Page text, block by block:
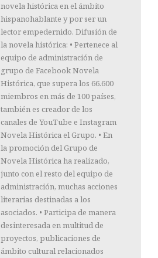
novela histórica en el ámbito
hispanohablante y por ser un
lector empedernido. Difusión de
la novela histórica: • Pertenece al
equipo de administración de
grupo de Facebook Novela
Histórica, que supera los 66.600
miembros en más de 100 países,
también es creador de los
canales de YouTube e Instagram
Novela Histórica el Grupo. • En
la promoción del Grupo de
Novela Histórica ha realizado,
junto con el resto del equipo de
administración, muchas acciones
literarias destinadas a los
asociados. • Participa de manera
desinteresada en multitud de
proyectos, publicaciones de
ámbito cultural relacionados